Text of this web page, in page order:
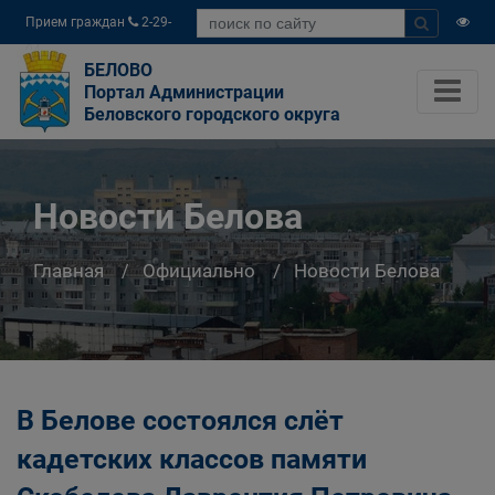
Прием граждан
2-29-
04
БЕЛОВО
Портал Администрации
Беловского городского округа
Новости Белова
Главная Официально Новости Белова
В Белове состоялся слёт
кадетских классов памяти